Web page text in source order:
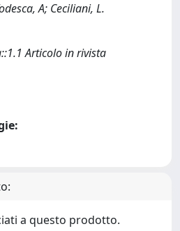
A; Ceciliani, L.
Articolo in rivista
a questo prodotto.